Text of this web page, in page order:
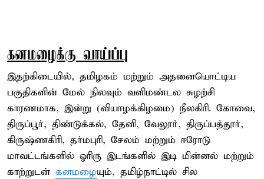
கனமழைக்கு வாய்ப்பு
இதற்கிடையில், தமிழகம் மற்றும் அதனையொட்டிய
பகுதிகளின் மேல் நிலவும் வளிமண்டல சுழற்சி
காரணமாக, இன்று (வியாழக்கிழமை) நீலகிரி. கோவை,
திருப்பூர், திண்டுக்கல், தேனி, வேலூர், திருப்பத்தூர்,
கிருஷ்ணகிரி, தர்மபுரி, சேலம் மற்றும் ஈரோடு
மாவட்டங்களில் ஓரிரு இடங்களில் இடி மின்னல் மற்றும்
காற்றுடன் கனமழையும், தமிழ்நாட்டில் சில